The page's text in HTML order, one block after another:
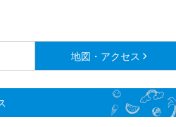
地図・アクセス